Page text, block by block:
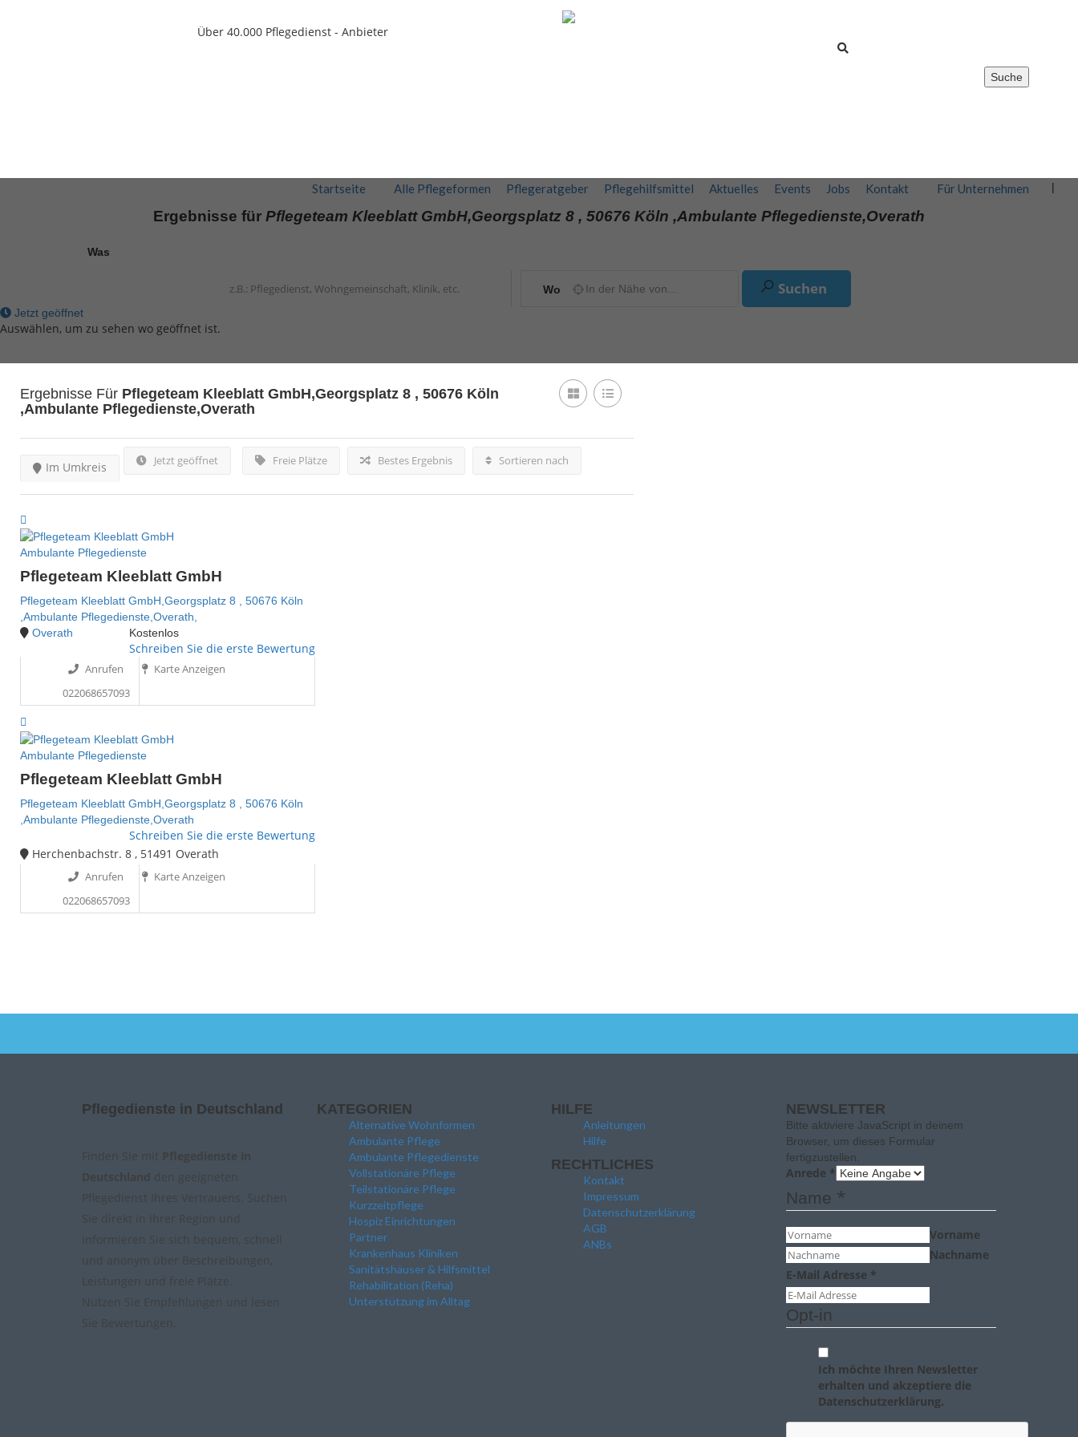
Über 40.000 Pflegedienst - Anbieter
Suche
Startseite Alle Pflegeformen Pflegeratgeber Pflegehilfsmittel Aktuelles Events Jobs Kontakt Für Unternehmen
Ergebnisse für Pflegeteam Kleeblatt GmbH,Georgsplatz 8 , 50676 Köln ,Ambulante Pflegedienste,Overath
Was
Wo
Jetzt geöffnet
Auswählen, um zu sehen wo geöffnet ist.
Ergebnisse Für Pflegeteam Kleeblatt GmbH,Georgsplatz 8 , 50676 Köln
,Ambulante Pflegedienste,Overath
Jetzt geöffnet Freie Plätze
Im Umkreis Bestes Ergebnis Sortieren nach
Ambulante Pflegedienste
Pflegeteam Kleeblatt GmbH
Pflegeteam Kleeblatt GmbH,Georgsplatz 8 , 50676 Köln
,Ambulante Pflegedienste,Overath,
Kostenlos
Schreiben Sie die erste Bewertung
Overath
Anrufen
022068657093
Karte Anzeigen
Ambulante Pflegedienste
Pflegeteam Kleeblatt GmbH
Pflegeteam Kleeblatt GmbH,Georgsplatz 8 , 50676 Köln
,Ambulante Pflegedienste,Overath
Schreiben Sie die erste Bewertung
Herchenbachstr. 8 , 51491 Overath
Anrufen
022068657093
Karte Anzeigen
Pflegedienste in Deutschland
Finden Sie mit Pflegedienste in
Deutschland den geeigneten
Pflegedienst Ihres Vertrauens. Suchen
Sie direkt in Ihrer Region und
informieren Sie sich bequem, schnell
und anonym über Beschreibungen,
Leistungen und freie Plätze.
Nutzen Sie Empfehlungen und lesen
Sie Bewertungen.
KATEGORIEN
Alternative Wohnformen
Ambulante Pflege
Ambulante Pflegedienste
Vollstationäre Pflege
Teilstationäre Pflege
Kurzzeitpflege
Hospiz Einrichtungen
Partner
Krankenhaus Kliniken
Sanitätshäuser & Hilfsmittel
Rehabilitation (Reha)
Unterstützung im Alltag
HILFE
Anleitungen
Hilfe
RECHTLICHES
Kontakt
Impressum
Datenschutzerklärung
AGB
ANBs
NEWSLETTER
Bitte aktiviere JavaScript in deinem
Browser, um dieses Formular
fertigzustellen.
Anrede *
Name *
Vorname
Nachname
E-Mail Adresse *
Opt-in
Ich möchte Ihren Newsletter
erhalten und akzeptiere die
Datenschutzerklärung.